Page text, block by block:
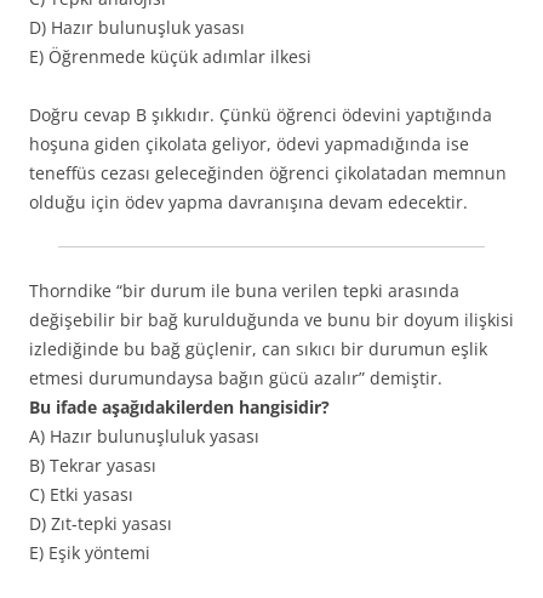
D) Hazır bulunuşluk yasası
E) Öğrenmede küçük adımlar ilkesi
Doğru cevap B şıkkıdır. Çünkü öğrenci ödevini yaptığında
hoşuna giden çikolata geliyor, ödevi yapmadığında ise
teneffüs cezası geleceğinden öğrenci çikolatadan memnun
olduğu için ödev yapma davranışına devam edecektir.
Thorndike “bir durum ile buna verilen tepki arasında
değişebilir bir bağ kurulduğunda ve bunu bir doyum ilişkisi
izlediğinde bu bağ güçlenir, can sıkıcı bir durumun eşlik
etmesi durumundaysa bağın gücü azalır” demiştir.
Bu ifade aşağıdakilerden hangisidir?
A) Hazır bulunuşluluk yasası
B) Tekrar yasası
C) Etki yasası
D) Zıt-tepki yasası
E) Eşik yöntemi